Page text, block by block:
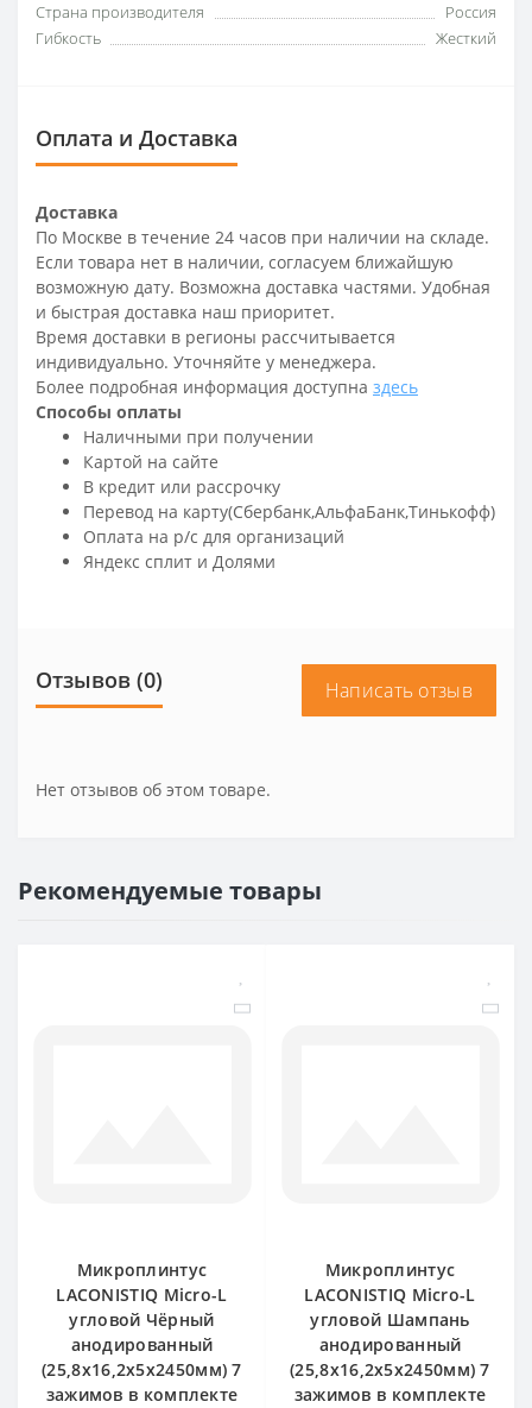
Страна производителя
Россия
Гибкость
Жесткий
Оплата и Доставка
Доставка
По Москве в течение 24 часов при наличии на складе.
Если товара нет в наличии, согласуем ближайшую
возможную дату. Возможна доставка частями. Удобная
и быстрая доставка наш приоритет.
Время доставки в регионы рассчитывается
индивидуально. Уточняйте у менеджера.
Более подробная информация доступна здесь
Способы оплаты
Наличными при получении
Картой на сайте
В кредит или рассрочку
Перевод на карту(Сбербанк,АльфаБанк,Тинькофф)
Оплата на р/c для организаций
Яндекс сплит и Долями
Отзывов (0) Написать отзыв
Нет отзывов об этом товаре.
Рекомендуемые товары
Микроплинтус
LACONISTIQ Micro-L
угловой Чёрный
анодированный
(25,8х16,2х5х2450мм) 7
зажимов в комплекте
Микроплинтус
LACONISTIQ Micro-L
угловой Шампань
анодированный
(25,8х16,2х5х2450мм) 7
зажимов в комплекте